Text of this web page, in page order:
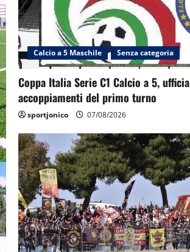
Calcio a 5 Maschile Senza categoria
Coppa Italia Serie C1 Calcio a 5,
accoppiamenti del primo turno
sportjonico 07/08/2026